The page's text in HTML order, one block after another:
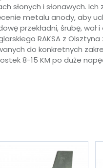
słonych i słonawych.
metalu anody, aby
przekładni, śrubę,
RAKSA z
do konkretnych
8-15 KM po duże